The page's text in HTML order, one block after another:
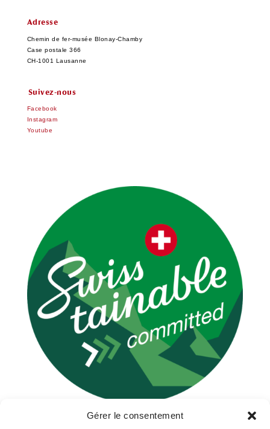
Gérer le consentement
Adresse
Chemin de fer-musée Blonay-Chamby
Case postale 366
CH-1001 Lausanne
Suivez-nous
Facebook
Instagram
Youtube